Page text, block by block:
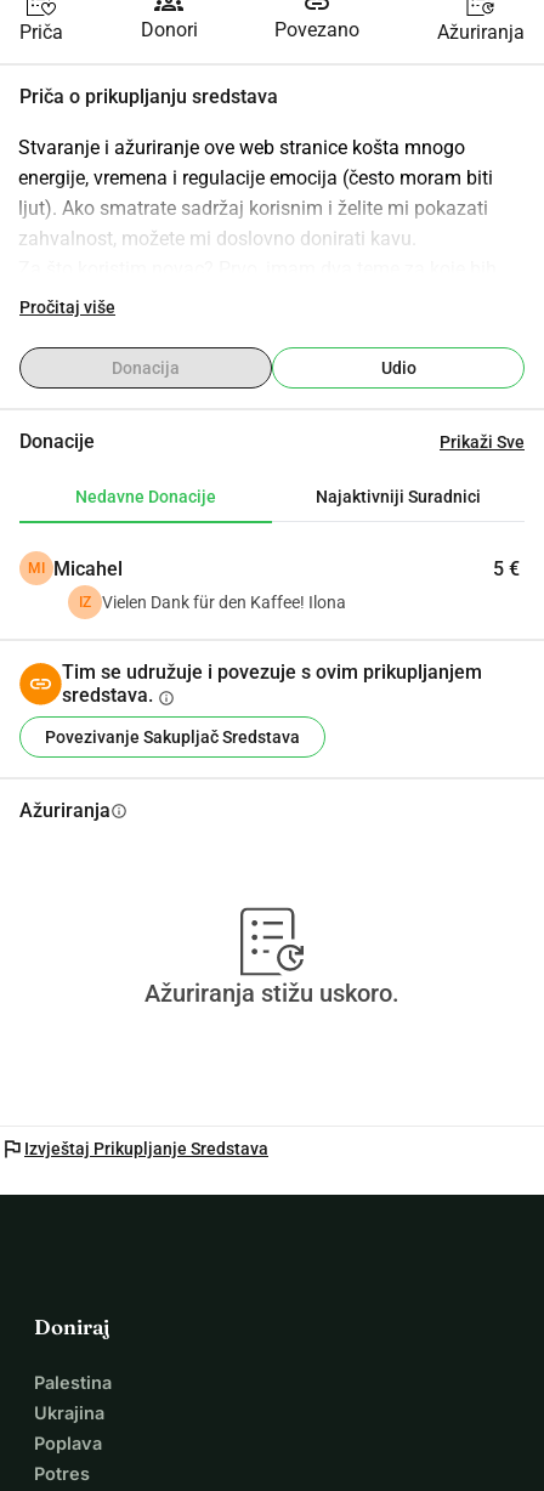
Priča Donori Povezano Ažuriranja
Priča o prikupljanju sredstava
Stvaranje i ažuriranje ove web stranice košta mnogo
energije, vremena i regulacije emocija (često moram biti
ljut). Ako smatrate sadržaj korisnim i želite mi pokazati
zahvalnost, možete mi doslovno donirati kavu.
volio koristiti pravno savjetovanje. Pretpostavljam da bi to
Sada se opet baviš školom! Da bih malo izbalansirao svoju
vremensku i kognitivnu apsorpciju, volim igrati društvene
podršku bih također koristio za nabavku novih igara.
Pročitaj više
Donacija Udio
Donacije Prikaži Sve
Nedavne Donacije Najaktivniji Suradnici
MI Micahel 5 €
IZ Vielen Dank für den Kaffee! Ilona
Tim se udružuje i povezuje s ovim prikupljanjem
sredstava. info
Povezivanje Sakupljač Sredstava
Ažuriranjainfo
Ažuriranja stižu uskoro.
flag Izvještaj Prikupljanje Sredstava
Doniraj
Palestina
Ukrajina
Poplava
Potres